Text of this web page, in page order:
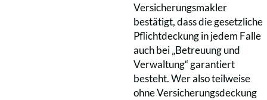
Versicherungsmakler
bestätigt, dass die gesetzliche
Pflichtdeckung in jedem Falle
auch bei „Betreuung und
Verwaltung“ garantiert
besteht. Wer also teilweise
ohne Versicherungsdeckung